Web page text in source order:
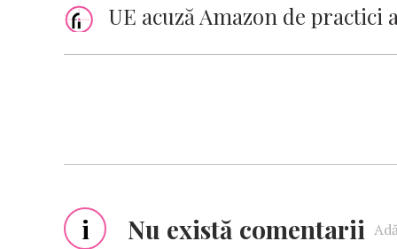
UE acuză Amazon de
i Nu există comentarii